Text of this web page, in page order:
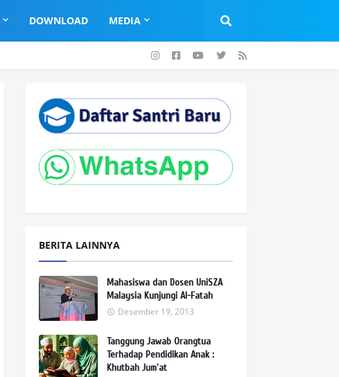
DOWNLOAD MEDIA
BERITA LAINNYA
Mahasiswa dan Dosen UniSZA
Malaysia Kunjungi Al-Fatah
Desember 19, 2013
Tanggung Jawab Orangtua
Terhadap Pendidikan Anak :
Khutbah Jum'at